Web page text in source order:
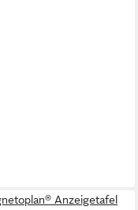
Anzeigetafel